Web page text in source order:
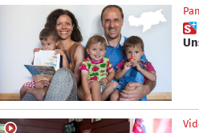
 Glück und Freude mal 3 –